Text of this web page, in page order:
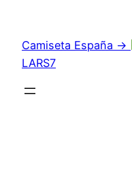
contenido
Camiseta España →
LARS7